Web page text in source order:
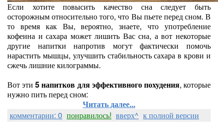
Если хотите повысить качество сна следует быть
осторожным относительно того, что Вы пьете перед сном. В
то время как Вы, вероятно, знаете, что употребление
кофеина и сахара может лишить Вас сна, а вот некоторые
другие напитки напротив могут фактически помочь
нарастить мышцы, улучшить стабильность сахара в крови и
сжечь лишние килограммы.
Вот эти5 напитков для эффективного похудения, которые
нужно пить перед сном:
Читать далее...
комментарии: 0 понравилось! вверх^ к полной версии